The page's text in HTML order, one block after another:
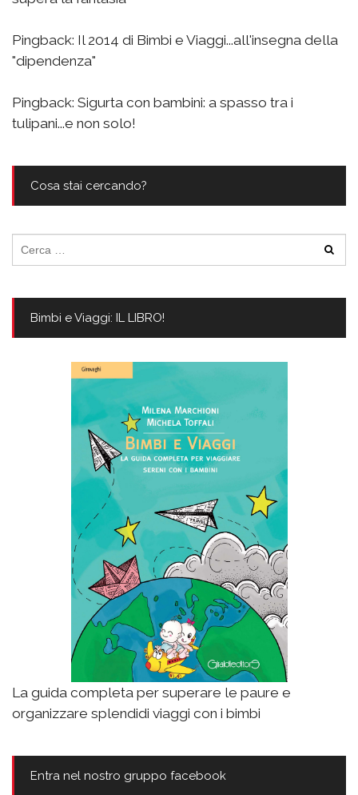
Pingback: Il 2014 di Bimbi e Viaggi...all'insegna della
"dipendenza"
Pingback: Sigurta con bambini: a spasso tra i
tulipani...e non solo!
Cosa stai cercando?
per:
Bimbi e Viaggi: IL LIBRO!
La guida completa per superare le paure e
organizzare splendidi viaggi con i bimbi
Entra nel nostro gruppo facebook